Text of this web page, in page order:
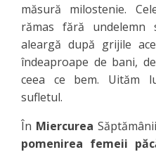
măsură milostenie.
rămas fără undelemn
aleargă după grijile
îndeaproape de bani,
ceea ce bem. Uităm
sufletul.
În Miercurea
pomenirea femeii